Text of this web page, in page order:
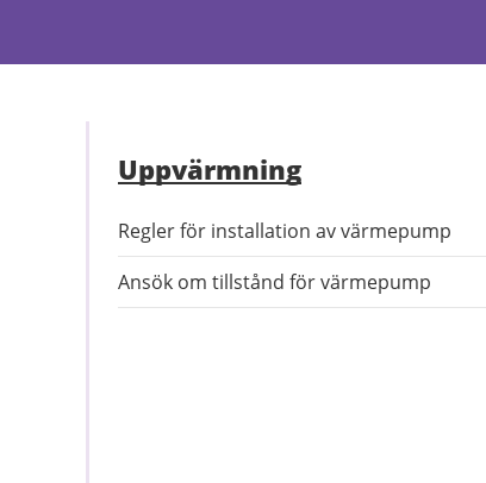
Uppvärmning
Regler för installation av värmepump
Ansök om tillstånd för värmepump